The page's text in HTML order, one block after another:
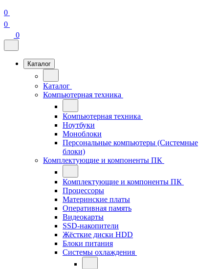
0
0
0
Каталог
Каталог
Компьютерная техника
Компьютерная техника
Ноутбуки
Моноблоки
Персональные компьютеры (Системные
блоки)
Комплектующие и компоненты ПК
Комплектующие и компоненты ПК
Процессоры
Материнские платы
Оперативная память
Видеокарты
SSD-накопители
Жёсткие диски HDD
Блоки питания
Системы охлаждения